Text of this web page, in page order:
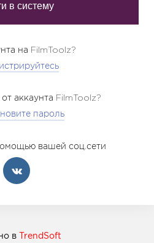
на FilmToolz?
аккаунта FilmToolz?
пароль
вашей соц.сети
в TrendSoft